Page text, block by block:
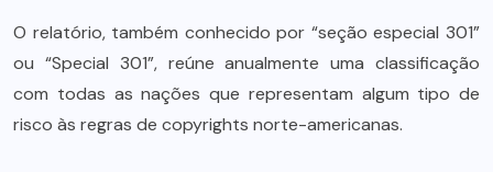
O relatório, também conhecido por “seção especial 301”
ou “Special 301”, reúne anualmente uma classificação
com todas as nações que representam algum tipo de
risco às regras de copyrights norte-americanas.